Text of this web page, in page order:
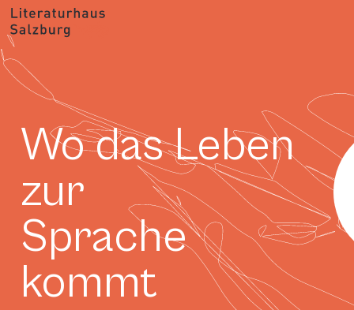
Wo das Leben
zur
Sprache
kommt